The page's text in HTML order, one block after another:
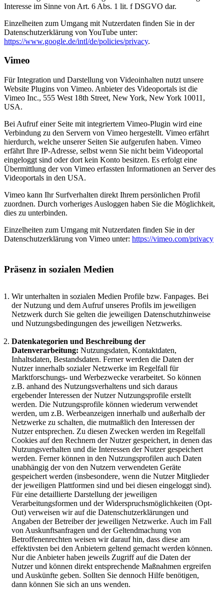
Interesse im Sinne von Art. 6 Abs. 1 lit. f DSGVO dar.
Einzelheiten zum Umgang mit Nutzerdaten finden Sie in der
Datenschutzerklärung von YouTube unter:
https://www.google.de/intl/de/policies/privacy.
Vimeo
Für Integration und Darstellung von Videoinhalten nutzt unsere
Website Plugins von Vimeo. Anbieter des Videoportals ist die
Vimeo Inc., 555 West 18th Street, New York, New York 10011,
USA.
Bei Aufruf einer Seite mit integriertem Vimeo-Plugin wird eine
Verbindung zu den Servern von Vimeo hergestellt. Vimeo erfährt
hierdurch, welche unserer Seiten Sie aufgerufen haben. Vimeo
erfährt Ihre IP-Adresse, selbst wenn Sie nicht beim Videoportal
eingeloggt sind oder dort kein Konto besitzen. Es erfolgt eine
Übermittlung der von Vimeo erfassten Informationen an Server des
Videoportals in den USA.
Vimeo kann Ihr Surfverhalten direkt Ihrem persönlichen Profil
zuordnen. Durch vorheriges Ausloggen haben Sie die Möglichkeit,
dies zu unterbinden.
Einzelheiten zum Umgang mit Nutzerdaten finden Sie in der
Datenschutzerklärung von Vimeo unter: https://vimeo.com/privacy
Präsenz in sozialen Medien
Wir unterhalten in sozialen Medien Profile bzw. Fanpages. Bei
der Nutzung und dem Aufruf unseres Profils im jeweiligen
Netzwerk durch Sie gelten die jeweiligen Datenschutzhinweise
und Nutzungsbedingungen des jeweiligen Netzwerks.
Datenkategorien und Beschreibung der
Datenverarbeitung: Nutzungsdaten, Kontaktdaten,
Inhaltsdaten, Bestandsdaten. Ferner werden die Daten der
Nutzer innerhalb sozialer Netzwerke im Regelfall für
Marktforschungs- und Werbezwecke verarbeitet. So können
z.B. anhand des Nutzungsverhaltens und sich daraus
ergebender Interessen der Nutzer Nutzungsprofile erstellt
werden. Die Nutzungsprofile können wiederum verwendet
werden, um z.B. Werbeanzeigen innerhalb und außerhalb der
Netzwerke zu schalten, die mutmaßlich den Interessen der
Nutzer entsprechen. Zu diesen Zwecken werden im Regelfall
Cookies auf den Rechnern der Nutzer gespeichert, in denen das
Nutzungsverhalten und die Interessen der Nutzer gespeichert
werden. Ferner können in den Nutzungsprofilen auch Daten
unabhängig der von den Nutzern verwendeten Geräte
gespeichert werden (insbesondere, wenn die Nutzer Mitglieder
der jeweiligen Plattformen sind und bei diesen eingeloggt sind).
Für eine detaillierte Darstellung der jeweiligen
Verarbeitungsformen und der Widerspruchsmöglichkeiten (Opt-
Out) verweisen wir auf die Datenschutzerklärungen und
Angaben der Betreiber der jeweiligen Netzwerke. Auch im Fall
von Auskunftsanfragen und der Geltendmachung von
Betroffenenrechten weisen wir darauf hin, dass diese am
effektivsten bei den Anbietern geltend gemacht werden können.
Nur die Anbieter haben jeweils Zugriff auf die Daten der
Nutzer und können direkt entsprechende Maßnahmen ergreifen
und Auskünfte geben. Sollten Sie dennoch Hilfe benötigen,
dann können Sie sich an uns wenden.